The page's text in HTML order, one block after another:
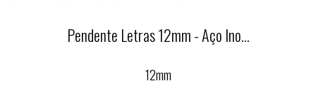
Pendente Letras 12mm - Aço Ino...
12mm